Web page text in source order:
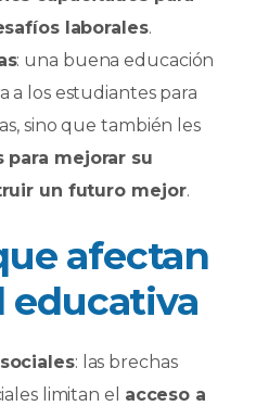
laborales.
: una buena educación
a los estudiantes para
sino que también les
para mejorar su
un futuro mejor.
afectan
educativa
: las brechas
limitan el acceso a